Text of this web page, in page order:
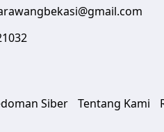
Siber Tentang Kami